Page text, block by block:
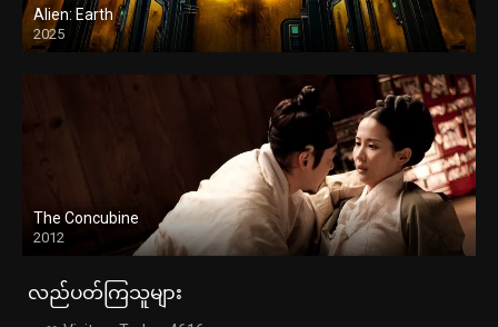
Alien: Earth
2025
The Concubine
2012
လည်ပတ်ကြသူများ